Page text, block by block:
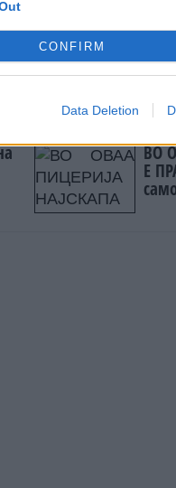
CONFIRM
Data Deletion
повеќето се
зборови“,
друг.
е инсценирана
ВО
Е